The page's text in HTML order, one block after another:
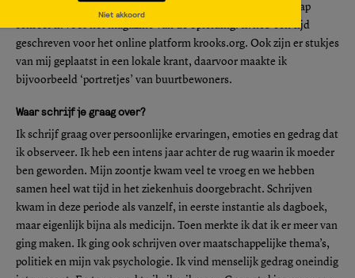
Niet akkoord
schoolkrant en tijdens mijn studie communicatiewetenschap
schreef ik voor het magazine van de opleiding. Ik heb een tijd
geschreven voor het online platform krooks.org. Ook zijn er stukjes
van mij geplaatst in een lokale krant, daarvoor maakte ik
bijvoorbeeld ‘portretjes’ van buurtbewoners.
Waar schrijf je graag over?
Ik schrijf graag over persoonlijke ervaringen, emoties en gedrag dat
ik observeer. Ik heb een intens jaar achter de rug waarin ik moeder
ben geworden. Mijn zoontje kwam veel te vroeg en we hebben
samen heel wat tijd in het ziekenhuis doorgebracht. Schrijven
kwam in deze periode als vanzelf, in eerste instantie als dagboek,
maar eigenlijk bijna als medicijn. Toen merkte ik dat ik er meer van
ging maken. Ik ging ook schrijven over maatschappelijke thema’s,
politiek en mijn vak psychologie. Ik vind menselijk gedrag oneindig